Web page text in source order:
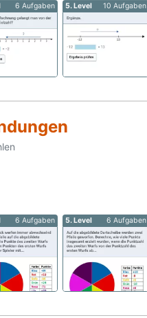
6 Aufgaben 5. Level 10 Aufgaben
6 Aufgaben 5. Level 6 Aufgaben